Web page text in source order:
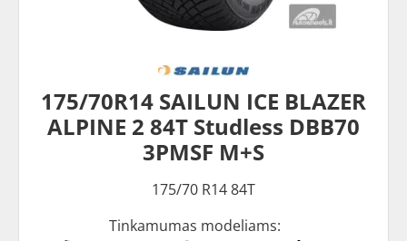
175/70R14 SAILUN ICE BLAZER
ALPINE 2 84T Studless DBB70
3PMSF M+S
175/70 R14 84T
Tinkamumas modeliams: